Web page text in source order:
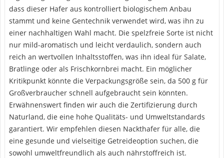
dass dieser Hafer aus kontrolliert biologischem Anbau
stammt und keine Gentechnik verwendet wird, was ihn zu
einer nachhaltigen Wahl macht. Die spelzfreie Sorte ist nicht
nur mild-aromatisch und leicht verdaulich, sondern auch
reich an wertvollen Inhaltsstoffen, was ihn ideal für Salate,
Bratlinge oder als Frischkornbrei macht. Ein möglicher
Kritikpunkt könnte die Verpackungsgröße sein, da 500 g für
Großverbraucher schnell aufgebraucht sein könnten.
Erwähnenswert finden wir auch die Zertifizierung durch
Naturland, die eine hohe Qualitäts- und Umweltstandards
garantiert. Wir empfehlen diesen Nackthafer für alle, die
eine gesunde und vielseitige Getreideoption suchen, die
sowohl umweltfreundlich als auch nährstoffreich ist.